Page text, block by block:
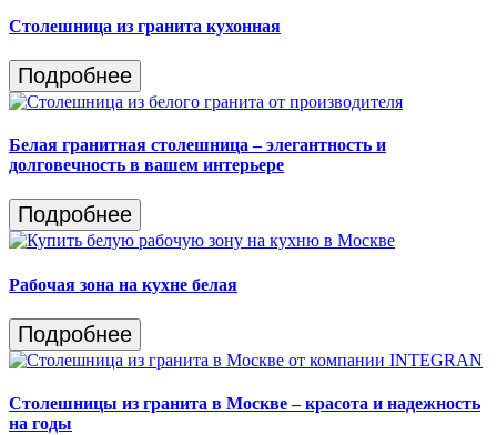
Столешница из гранита кухонная
Подробнее
Белая гранитная столешница – элегантность и
долговечность в вашем интерьере
Подробнее
Рабочая зона на кухне белая
Подробнее
Столешницы из гранита в Москве – красота и надежность
на годы